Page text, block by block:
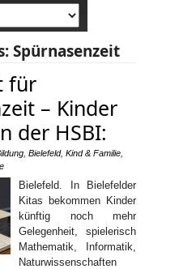
Spürnasenzeit
für
– Kinder
der HSBI:
Bielefeld, Kind & Familie
Bielefeld. In Bielefelder
Kitas bekommen Kinder
künftig noch mehr
Gelegenheit, spielerisch
Mathematik, Informatik,
Naturwissenschaften